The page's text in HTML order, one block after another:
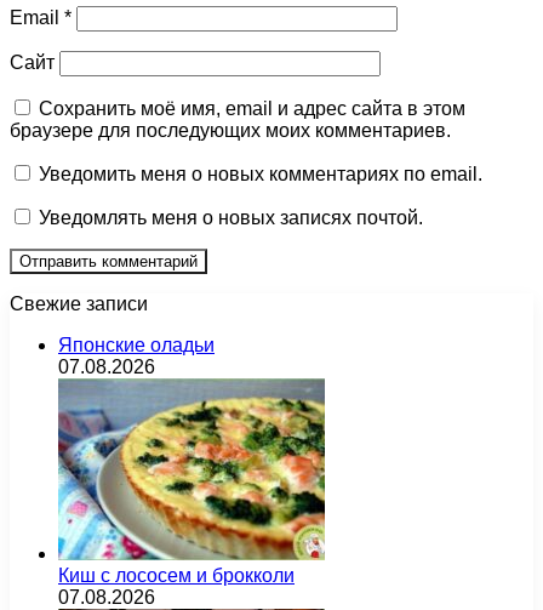
Email *
Сайт
Сохранить моё имя, email и адрес сайта в этом
браузере для последующих моих комментариев.
Уведомить меня о новых комментариях по email.
Уведомлять меня о новых записях почтой.
Свежие записи
Японские оладьи
07.08.2026
Киш с лососем и брокколи
07.08.2026